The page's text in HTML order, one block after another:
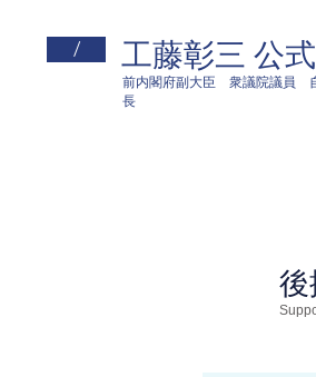
/ 工藤彰三 公
前​内閣府副大臣 衆議院議員
長
後